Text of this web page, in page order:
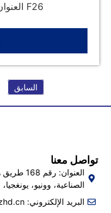
F26 العنوان: الوحدة 13، المعرض
السابق
تواصل معنا
الصناعية، وونيو،
البريد الإلكتروني: